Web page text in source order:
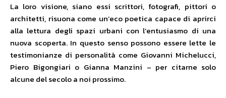
La loro visione, siano essi scrittori, fotografi, pittori o
architetti, risuona come un’eco poetica capace di aprirci
alla lettura degli spazi urbani con l’entusiasmo di una
nuova scoperta. In questo senso possono essere lette le
testimonianze di personalità come Giovanni Michelucci,
Piero Bigongiari o Gianna Manzini – per citarne solo
alcune del secolo a noi prossimo.